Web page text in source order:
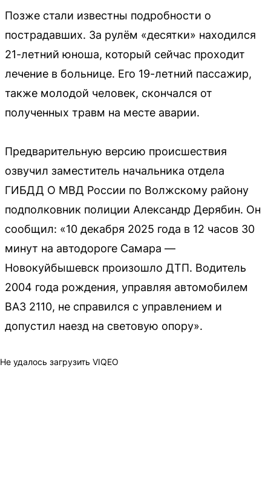
Позже стали известны подробности о
пострадавших. За рулём «десятки» находился
21-летний юноша, который сейчас проходит
лечение в больнице. Его 19-летний пассажир,
также молодой человек, скончался от
полученных травм на месте аварии.
Предварительную версию происшествия
озвучил заместитель начальника отдела
ГИБДД О МВД России по Волжскому району
подполковник полиции Александр Дерябин. Он
сообщил: «10 декабря 2025 года в 12 часов 30
минут на автодороге Самара —
Новокуйбышевск произошло ДТП. Водитель
2004 года рождения, управляя автомобилем
ВАЗ 2110, не справился с управлением и
допустил наезд на световую опору».
Не удалось загрузить VIQEO